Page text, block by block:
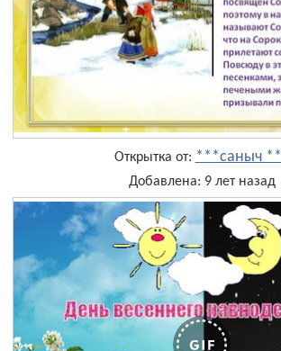
Открытка от: ***саныч
Добавлена: 9 лет назад